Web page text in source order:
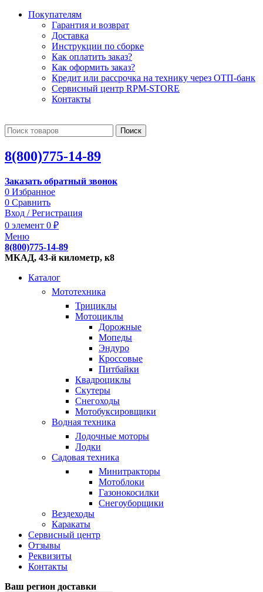
Покупателям
Гарантия и возврат
Доставка
Инструкции по сборке
Как оплатить заказ?
Как оформить заказ?
Кредит или рассрочка на технику через ОТП-банк
Сервисный центр RPM-STORE
Контакты
Поиск
8(800)775-14-89
Заказать обратный звонок
0 Избранное
0 Сравнить
Вход / Регистрация
0 элемент 0 ₽
Меню
8(800)775-14-89
МКАД, 43-й километр, к8
Каталог
Мототехника
Трициклы
Мотоциклы
Дорожные
Мопеды
Эндуро
Кроссовые
Питбайки
Квадроциклы
Скутеры
Снегоходы
Мотобуксировщики
Водная техника
Лодочные моторы
Лодки
Садовая техника
Минитракторы
Мотоблоки
Газонокосилки
Снегоуборщики
Вездеходы
Каракаты
Сервисный центр
Отзывы
Реквизиты
Контакты
Ваш регион доставки